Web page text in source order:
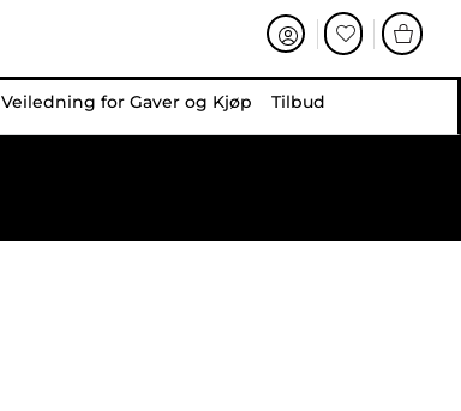
Veiledning for Gaver og Kjøp Tilbud